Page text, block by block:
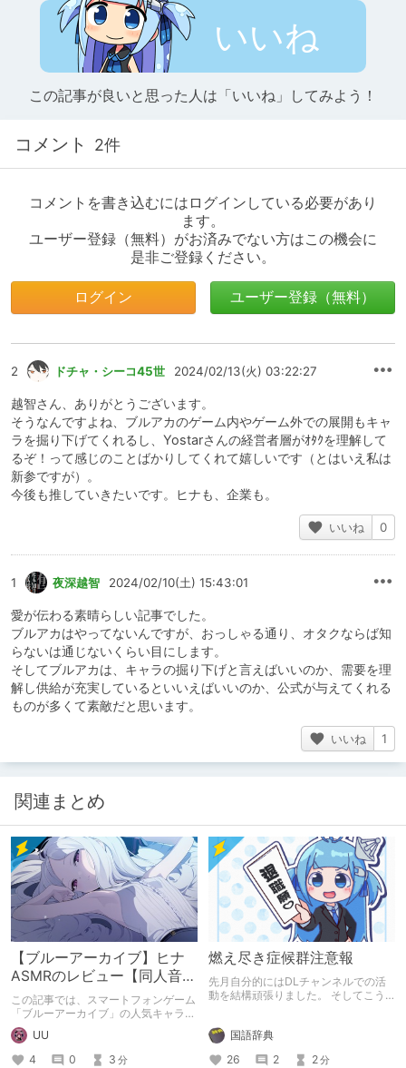
いいね
この記事が良いと思った人は「いいね」してみよう！
コメント 2件
コメントを書き込むにはログインしている必要があり
ます。
ユーザー登録（無料）がお済みでない方はこの機会に
是非ご登録ください。
ログイン ユーザー登録（無料）
2 ドチャ・シーコ45世 2024/02/13(火) 03:22:27
越智さん、ありがとうございます。
そうなんですよね、ブルアカのゲーム内やゲーム外での展開もキャ
ラを掘り下げてくれるし、Yostarさんの経営者層がｵﾀｸを理解して
るぞ！って感じのことばかりしてくれて嬉しいです（とはいえ私は
新参ですが）。
今後も推していきたいです。ヒナも、企業も。
いいね 0
1 夜深越智 2024/02/10(土) 15:43:01
愛が伝わる素晴らしい記事でした。
ブルアカはやってないんですが、おっしゃる通り、オタクならば知
らないは通じないくらい目にします。
そしてブルアカは、キャラの掘り下げと言えばいいのか、需要を理
解し供給が充実しているといいえばいいのか、公式が与えてくれる
ものが多くて素敵だと思います。
いいね 1
関連まとめ
【ブルーアーカイブ】ヒナ
ASMRのレビュー【同人音
声】
この記事では、スマートフォンゲーム
「ブルーアーカイブ」の人気キャラク
ターであるヒナにスポットを当て、彼
女の魅力や、作品の紹介をしていま
す。
UU
4
0 3 分
燃え尽き症候群注意報
先月自分的にはDLチャンネルでの活
動を結構頑張りました。 そしてこう
る（1敗目）
国語辞典
26
2 2分